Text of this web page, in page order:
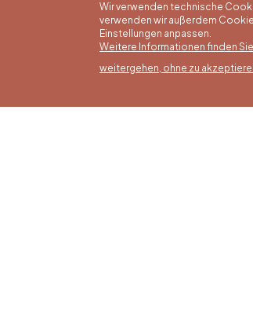
Wir verwenden technische
verwenden wir außerdem
Einstellungen anpassen.
Weitere Informationen finden
weitergehen, ohne zu